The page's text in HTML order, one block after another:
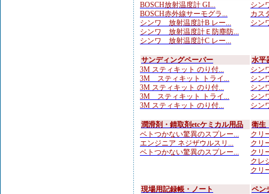
BOSCH放射温度計 GI...
BOSCH赤外線サーモグラ...
シンワ 放射温度計B レー...
シンワ 放射温度計Ｅ防塵防...
シンワ 放射温度計C レー...
シン
カス
シン
サンディングペーパー
3M スティキット のり付...
3M スティキット トライ...
3M スティキット のり付...
3M スティキット トライ...
3M スティキット のり付...
水平
シン
シン
シン
シン
シン
潤滑剤・錆取剤etcケミカル用品
ベトつかない驚異のスプレー...
エンジニア ネジザウルスリ...
ベトつかない驚異のスプレー...
衛生
クリ
クリ
クリ
クレ
クリ
現場用記録帳・ノート
ペン